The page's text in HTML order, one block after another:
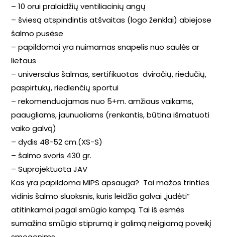
– 10 orui pralaidžių ventiliacinių angų
– šviesą atspindintis atšvaitas (logo ženklai) abiejose
šalmo pusėse
– papildomai yra nuimamas snapelis nuo saulės ar
lietaus
– universalus šalmas, sertifikuotas dviračių, riedučių,
paspirtukų, riedlenčių sportui
– rekomenduojamas nuo 5+m. amžiaus vaikams,
paaugliams, jaunuoliams (renkantis, būtina išmatuoti
vaiko galvą)
– dydis 48-52 cm.(XS-S)
– šalmo svoris 430 gr.
– Suprojektuota JAV
Kas yra papildoma MIPS apsauga? Tai mažos trinties
vidinis šalmo sluoksnis, kuris leidžia galvai „judėti“
atitinkamai pagal smūgio kampą. Tai iš esmės
sumažina smūgio stiprumą ir galimą neigiamą poveikį